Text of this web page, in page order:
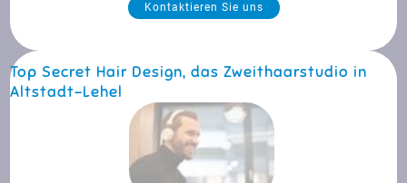
Kontaktieren Sie uns
Top Secret Hair Design, das Zweithaarstudio in
Altstadt-Lehel